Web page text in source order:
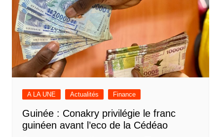
A LA UNE Actualités Finance
Guinée : Conakry privilégie le franc
guinéen avant l’eco de la Cédéao